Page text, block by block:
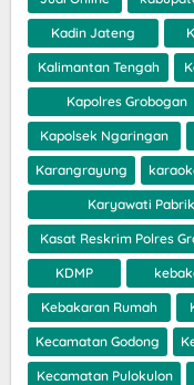
Kadin Jateng
Kalimantan Tengah
Kapolres Grobogan
Kapolsek Ngaringan
Karangrayung
Karyawati Pabrik
Kasat Reskrim Polres
KDMP
Kebakaran Rumah
Kecamatan Godong
Kecamatan Pulokulon